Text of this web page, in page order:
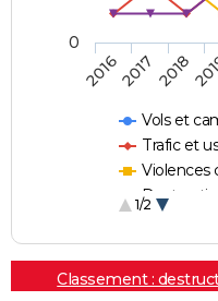
Vols et
Trafic et
Violences
1/2
20162017 2018
0
Classement :